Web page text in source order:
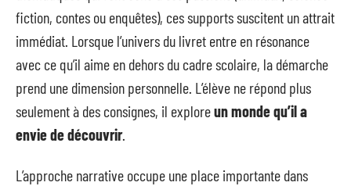
fiction, contes ou enquêtes), ces supports suscitent un attrait
immédiat. Lorsque l’univers du livret entre en résonance
avec ce qu’il aime en dehors du cadre scolaire, la démarche
prend une dimension personnelle. L’élève ne répond plus
seulement à des consignes, il exploreun monde qu’il a
envie de découvrir.
L’approche narrative occupe une place importante dans